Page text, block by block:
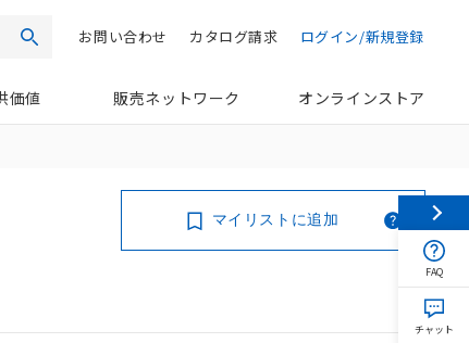
検索 ログイン/新規登録
カタログ請求
お問い合わせ
価値 販売ネットワーク オンラインストア
マイリストに追加
FAQ
チャット